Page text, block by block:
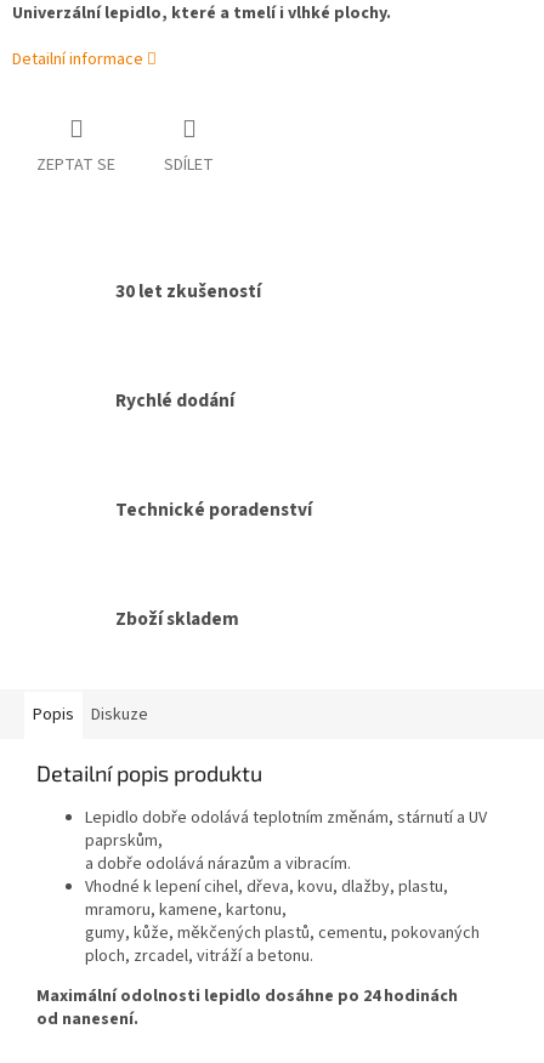
Univerzální lepidlo, které a tmelí i vlhké plochy.
Detailní informace
ZEPTAT SE SDÍLET
30 let zkušeností
Rychlé dodání
Technické poradenství
Zboží skladem
Popis Diskuze
Detailní popis produktu
Lepidlo dobře odolává teplotním změnám, stárnutí a UV
paprskům,
a dobře odolává nárazům a vibracím.
Vhodné k lepení cihel, dřeva, kovu, dlažby, plastu,
mramoru, kamene, kartonu,
gumy, kůže, měkčených plastů, cementu, pokovaných
ploch, zrcadel, vitráží a betonu.
Maximální odolnosti lepidlo dosáhne po 24 hodinách
od nanesení.